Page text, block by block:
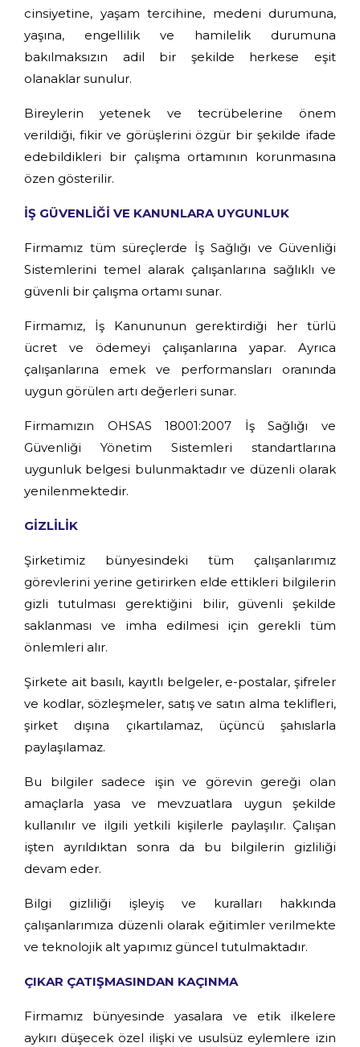
cinsiyetine, yaşam tercihine, medeni durumuna,
yaşına, engellilik ve hamilelik durumuna
bakılmaksızın adil bir şekilde herkese eşit
olanaklar sunulur.
Bireylerin yetenek ve tecrübelerine önem
verildiği, fikir ve görüşlerini özgür bir şekilde ifade
edebildikleri bir çalışma ortamının korunmasına
özen gösterilir.
İŞ GÜVENLİĞİ VE KANUNLARA UYGUNLUK
Firmamız tüm süreçlerde İş Sağlığı ve Güvenliği
Sistemlerini temel alarak çalışanlarına sağlıklı ve
güvenli bir çalışma ortamı sunar.
Firmamız, İş Kanununun gerektirdiği her türlü
ücret ve ödemeyi çalışanlarına yapar. Ayrıca
çalışanlarına emek ve performansları oranında
uygun görülen artı değerleri sunar.
Firmamızın OHSAS 18001:2007 İş Sağlığı ve
Güvenliği Yönetim Sistemleri standartlarına
uygunluk belgesi bulunmaktadır ve düzenli olarak
yenilenmektedir.
GİZLİLİK
Şirketimiz bünyesindeki tüm çalışanlarımız
görevlerini yerine getirirken elde ettikleri bilgilerin
gizli tutulması gerektiğini bilir, güvenli şekilde
saklanması ve imha edilmesi için gerekli tüm
önlemleri alır.
Şirkete ait basılı, kayıtlı belgeler, e-postalar, şifreler
ve kodlar, sözleşmeler, satış ve satın alma teklifleri,
şirket dışına çıkartılamaz, üçüncü şahıslarla
paylaşılamaz.
Bu bilgiler sadece işin ve görevin gereği olan
amaçlarla yasa ve mevzuatlara uygun şekilde
kullanılır ve ilgili yetkili kişilerle paylaşılır. Çalışan
işten ayrıldıktan sonra da bu bilgilerin gizliliği
devam eder.
Bilgi gizliliği işleyiş ve kuralları hakkında
çalışanlarımıza düzenli olarak eğitimler verilmekte
ve teknolojik alt yapımız güncel tutulmaktadır.
ÇIKAR ÇATIŞMASINDAN KAÇINMA
Firmamız bünyesinde yasalara ve etik ilkelere
aykırı düşecek özel ilişki ve usulsüz eylemlere izin